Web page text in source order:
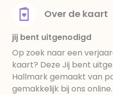
Over de kaart
jij bent uitgenodigd
Op zoek naar een
kaart? Deze Jij bent
Hallmark gemaakt van
gemakkelijk bij ons online.